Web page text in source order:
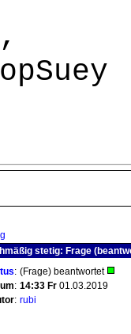
stetig: Frage
: (Frage) beantwortet
: 14:33 Fr 01.03.2019
: rubi